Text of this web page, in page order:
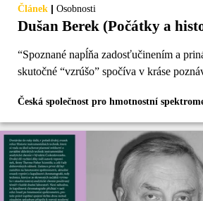
Článek | Osobnosti
Dušan Berek (Počátky a
“Spoznané napĺňa zadosťučinením a
skutočné “vzrúšo” spočíva v kráse
Česká společnost pro hmotnostní